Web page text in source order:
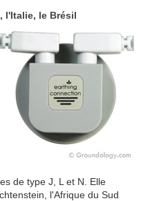
l'Italie, le Brésil
de type J, L et N. Elle
l'Afrique du Sud